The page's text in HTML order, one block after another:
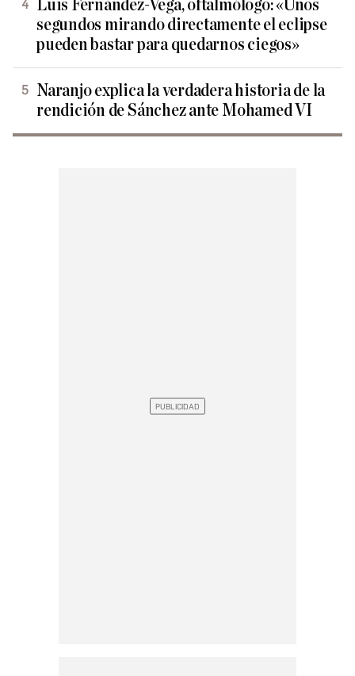
Luis Fernández-Vega, oftalmólogo: «Unos
segundos mirando directamente el eclipse
pueden bastar para quedarnos ciegos»
Naranjo explica la verdadera historia de la
rendición de Sánchez ante Mohamed VI